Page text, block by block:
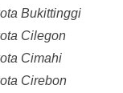
Bukittinggi
Cilegon
Cimahi
Cirebon